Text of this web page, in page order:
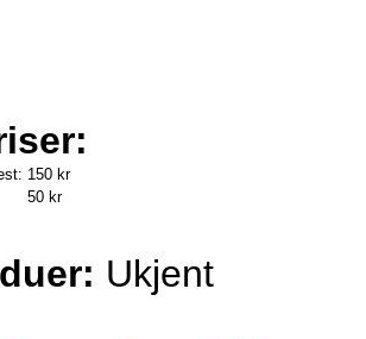
150 kr
50 kr
Ukjent